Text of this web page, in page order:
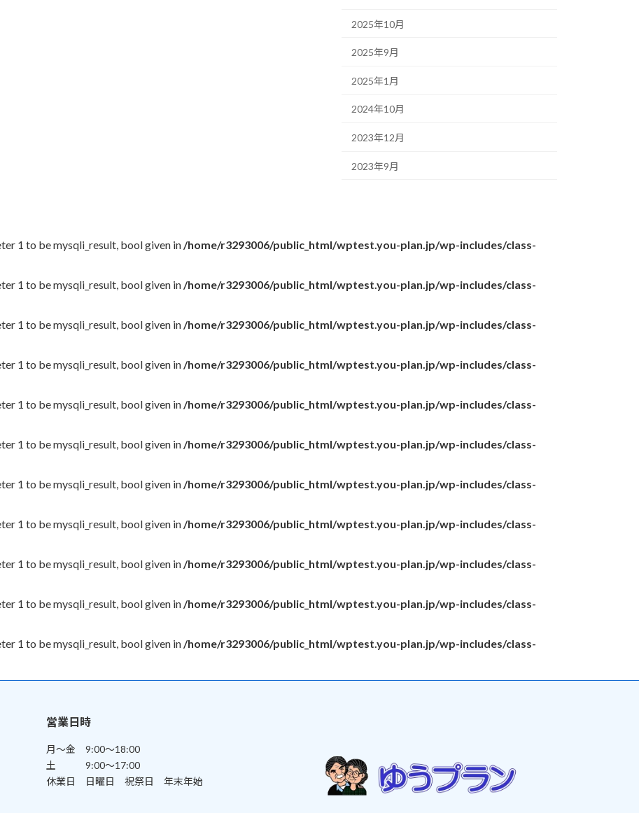
2025年10月
2025年9月
2025年1月
2024年10月
2023年12月
2023年9月
1 to be mysqli_result, bool given in/home/r3293006/public_html/wptest.you-plan.jp/wp-includes/class-
1 to be mysqli_result, bool given in/home/r3293006/public_html/wptest.you-plan.jp/wp-includes/class-
1 to be mysqli_result, bool given in/home/r3293006/public_html/wptest.you-plan.jp/wp-includes/class-
1 to be mysqli_result, bool given in/home/r3293006/public_html/wptest.you-plan.jp/wp-includes/class-
1 to be mysqli_result, bool given in/home/r3293006/public_html/wptest.you-plan.jp/wp-includes/class-
1 to be mysqli_result, bool given in/home/r3293006/public_html/wptest.you-plan.jp/wp-includes/class-
1 to be mysqli_result, bool given in/home/r3293006/public_html/wptest.you-plan.jp/wp-includes/class-
1 to be mysqli_result, bool given in/home/r3293006/public_html/wptest.you-plan.jp/wp-includes/class-
1 to be mysqli_result, bool given in/home/r3293006/public_html/wptest.you-plan.jp/wp-includes/class-
1 to be mysqli_result, bool given in/home/r3293006/public_html/wptest.you-plan.jp/wp-includes/class-
1 to be mysqli_result, bool given in/home/r3293006/public_html/wptest.you-plan.jp/wp-includes/class-
営業日時
月～金 9:00～18:00
土 9:00～17:00
休業日 日曜日 祝祭日 年末年始